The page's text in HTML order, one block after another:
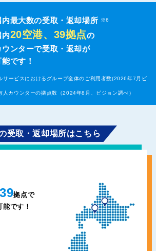
内最大数の受取・返却場所 ※6
内20空港、39拠点の
ウンターで受取・返却が
能です！
ービスにおけるグループ全体のご利用者数(2026年7月ビ
カウンターの拠点数（2024年8月、ビジョン調べ）
受取・返却場所はこちら
39拠点で
です！